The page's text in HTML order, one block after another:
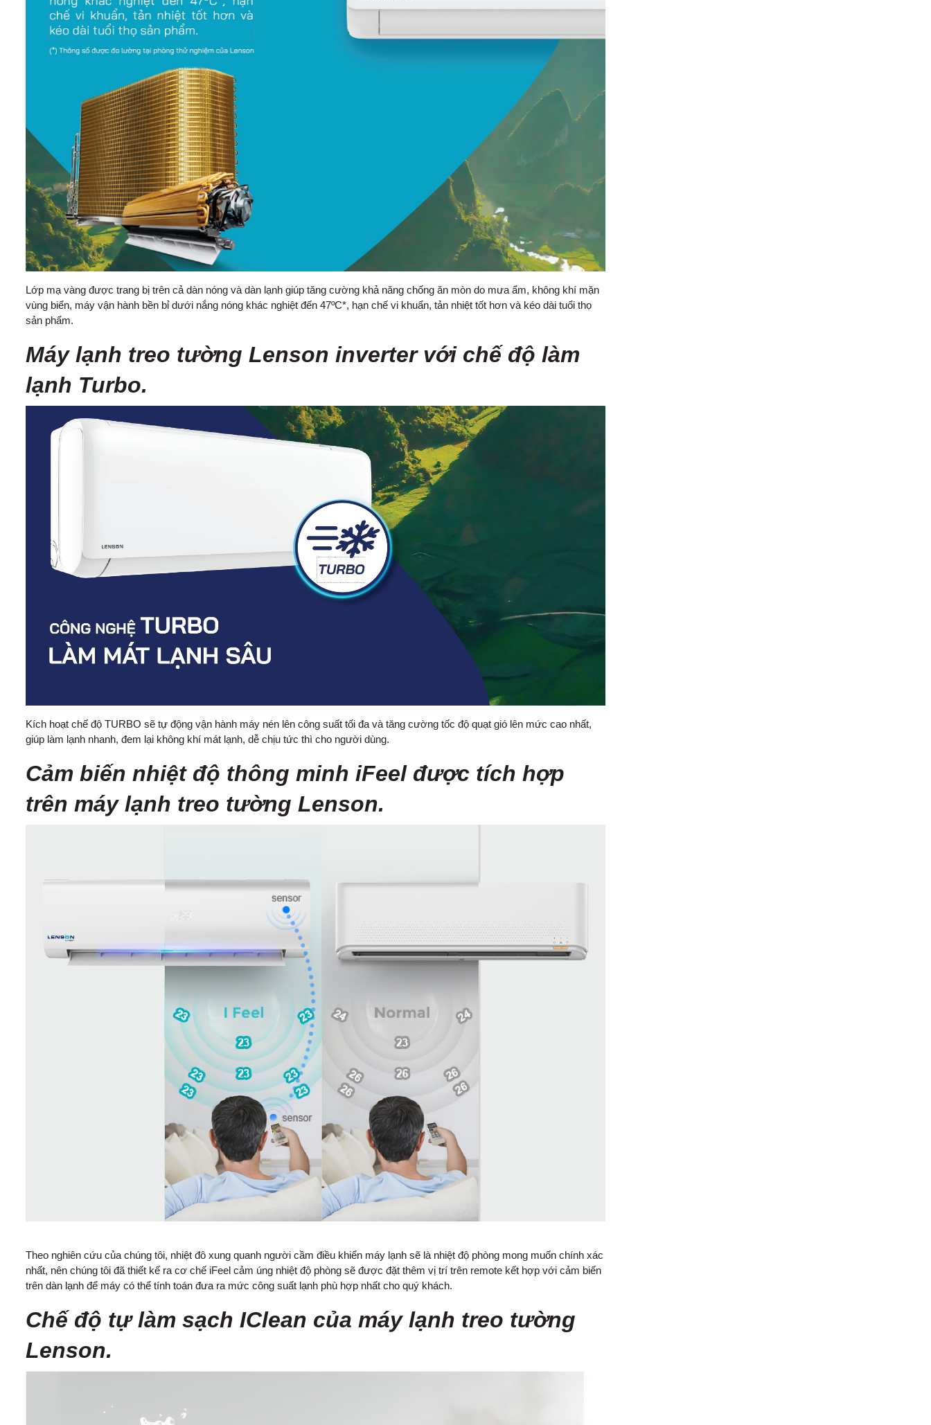
Lớp mạ vàng được trang bị trên cả dàn nóng và dàn lạnh giúp tăng cường khả năng chống ăn mòn do mưa ẩm, không khí mặn
vùng biển, máy vận hành bền bỉ dưới nắng nóng khác nghiệt đến 47ºC*, hạn chế vi khuẩn, tản nhiệt tốt hơn và kéo dài tuổi thọ
sản phẩm.
Máy lạnh treo tường Lenson inverter với chế độ làm
lạnh Turbo.
Kích hoạt chế độ TURBO sẽ tự động vận hành máy nén lên công suất tối đa và tăng cường tốc độ quạt gió lên mức cao nhất,
giúp làm lạnh nhanh, đem lại không khí mát lạnh, dễ chịu tức thì cho người dùng.
Cảm biến nhiệt độ thông minh iFeel được tích hợp
trên máy lạnh treo tường Lenson.
Theo nghiên cứu của chúng tôi, nhiệt đô xung quanh người cầm điều khiển máy lạnh sẽ là nhiệt độ phòng mong muốn chính xác
nhất, nên chúng tôi đã thiết kế ra cơ chế iFeel cảm úng nhiệt độ phòng sẽ được đặt thêm vị trí trên remote kết hợp với cảm biến
trên dàn lạnh để máy có thể tính toán đưa ra mức công suất lạnh phù hợp nhất cho quý khách.
Chế độ tự làm sạch IClean của máy lạnh treo tường
Lenson.